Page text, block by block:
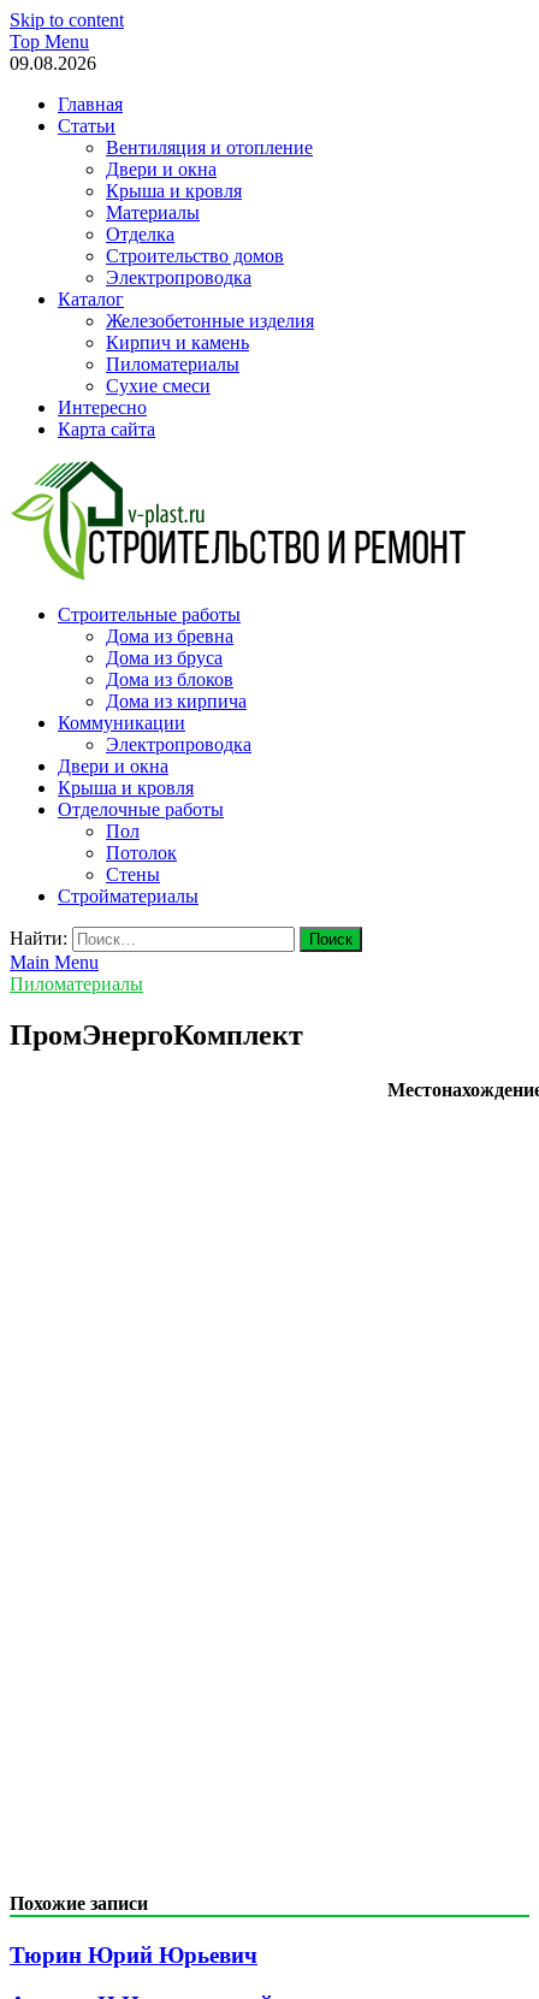
Skip to content
Top Menu
09.08.2026
Главная
Статьи
Вентиляция и отопление
Двери и окна
Крыша и кровля
Материалы
Отделка
Строительство домов
Электропроводка
Каталог
Железобетонные изделия
Кирпич и камень
Пиломатериалы
Сухие смеси
Интересно
Карта сайта
v-plast.ru Строительство и ремонт
Строительные работы
Дома из бревна
Дома из бруса
Дома из блоков
Дома из кирпича
Коммуникации
Электропроводка
Двери и окна
Крыша и кровля
Отделочные работы
Пол
Потолок
Стены
Стройматериалы
Найти:
Main Menu
Пиломатериалы
ПромЭнергоКомплект
Похожие записи
Тюрин Юрий Юрьевич